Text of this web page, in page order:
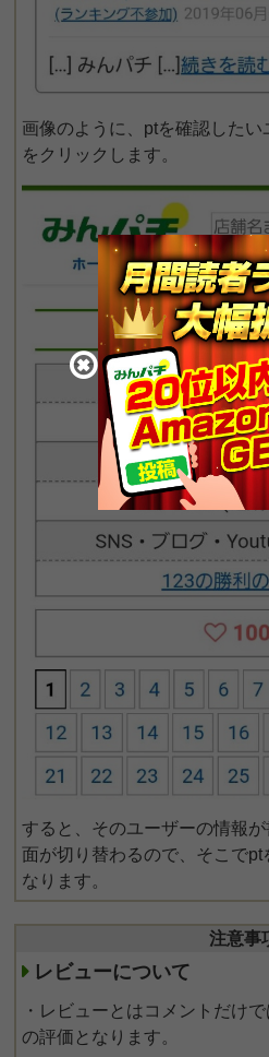
画像のように、ptを確認したい
をクリックします。
すると、そのユーザーの情報
面が切り替わるので、そこでpt
なります。
注意事
レビューについて
・レビューとはコメントだけ
の評価となります。